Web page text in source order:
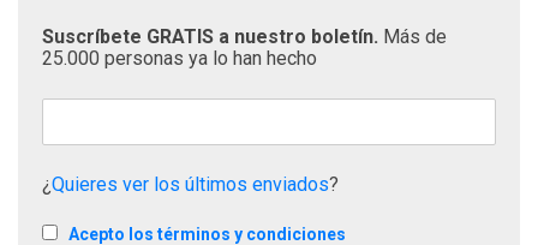
Suscríbete GRATIS a nuestro boletín. Más de
25.000 personas ya lo han hecho
¿Quieres ver los últimos enviados?
Acepto los términos y condiciones